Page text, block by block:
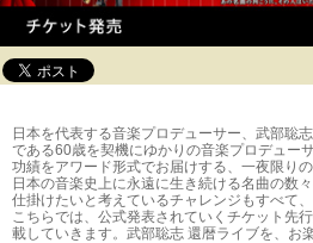
日本を代表する音楽プロデューサー、武部聡
である60歳を契機にゆかりの音楽プロデュー
功績をアワード形式でお届けする、一夜限り
日本の音楽史上に永遠に生き続ける名曲の数
仕掛けたいと考えているチャレンジもすべて
こちらでは、公式発表されていくチケット先
載していきます。武部聡志 還暦ライブを、お